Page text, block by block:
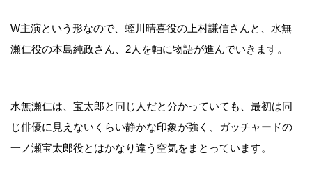
W主演という形なので、蛭川晴喜役の上村謙信さんと、水無
瀬仁役の本島純政さん、2人を軸に物語が進んでいきます。
水無瀬仁は、宝太郎と同じ人だと分かっていても、最初は同
じ俳優に見えないくらい静かな印象が強く、ガッチャードの
一ノ瀬宝太郎役とはかなり違う空気をまとっています。